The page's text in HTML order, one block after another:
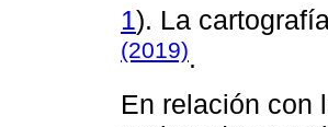
1). La
(2019).
En relación con